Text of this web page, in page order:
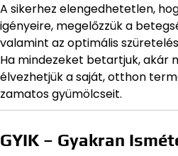
A sikerhez elengedhetetlen,
igényeire, megelőzzük a
valamint az optimális
Ha mindezeket betartjuk, akár
élvezhetjük a saját, otthon
zamatos gyümölcseit.
GYIK – Gyakran